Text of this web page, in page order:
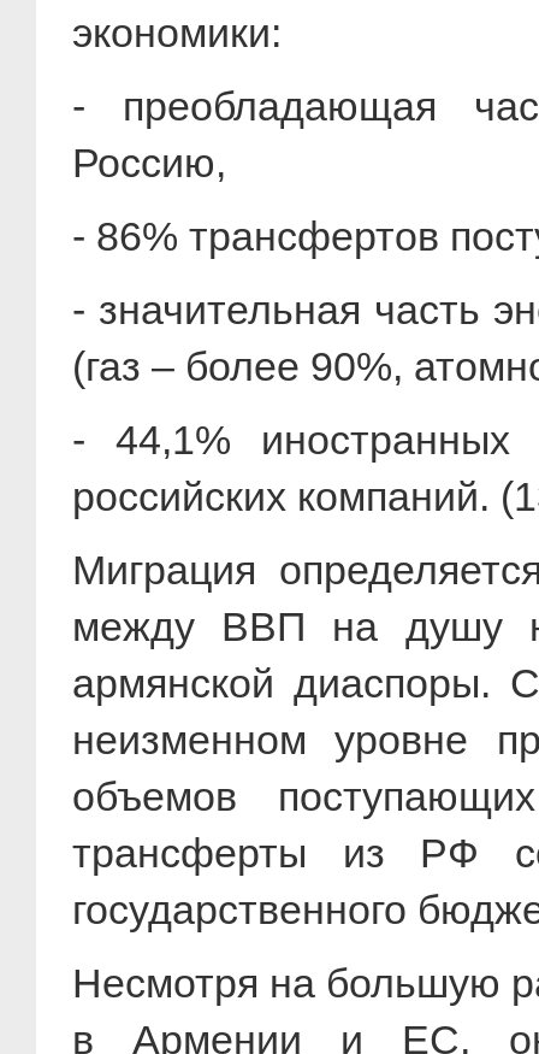
экономики:
- преобладающая
Россию,
- 86% трансфертов
- значительная часть
(газ – более 90%,
- 44,1% иностранных
российских компаний.
Миграция
между ВВП на душу
армянской диаспоры.
неизменном уровне
объемов
трансферты из РФ
государственного
Несмотря на большую
в Армении и ЕС,